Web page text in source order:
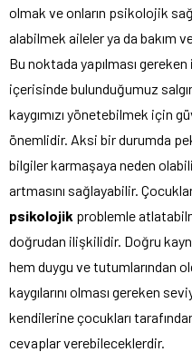
olmak ve onların psikolojik
alabilmek aileler ya da bakım
Bu noktada yapılması
içerisinde bulunduğumuz
kaygımızı yönetebilmek için
önemlidir. Aksi bir durumda
bilgiler karmaşaya neden
artmasını sağlayabilir.
psikolojik problemle
doğrudan ilişkilidir. Doğru
hem duygu ve tutumlarından
kaygılarını olması gereken
kendilerine çocukları
cevaplar verebileceklerdir.